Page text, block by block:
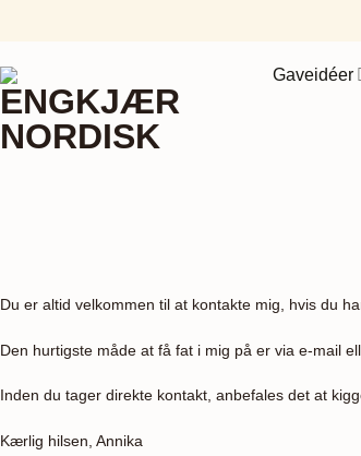
Gaveidéer
Du er altid velkommen til at kontakte mig, hvis du
Den hurtigste måde at få fat i mig på er via e-mail
Inden du tager direkte kontakt, anbefales det at
Kærlig hilsen, Annika